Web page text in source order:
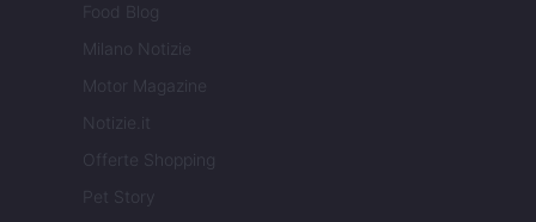
Food Blog
Milano Notizie
Motor Magazine
Notizie.it
Offerte Shopping
Pet Story